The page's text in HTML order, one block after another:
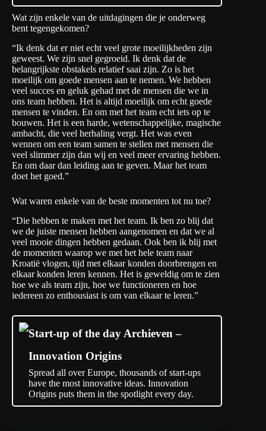
Wat zijn enkele van de uitdagingen die je onderweg
bent tegengekomen?
“Ik denk dat er niet echt veel grote moeilijkheden zijn
geweest. We zijn snel gegroeid. Ik denk dat de
belangrijkste obstakels relatief saai zijn. Zo is het
moeilijk om goede mensen aan te nemen. We hebben
veel succes en geluk gehad met de mensen die we in
ons team hebben. Het is altijd moeilijk om echt goede
mensen te vinden. En om met het team echt iets op te
bouwen. Het is een harde, wetenschappelijke, magische
ambacht, die veel herhaling vergt. Het was even
wennen om een team samen te stellen met mensen die
veel slimmer zijn dan wij en veel meer ervaring hebben.
En om daar dan leiding aan te geven. Maar het team
doet het goed.”
Wat waren enkele van de beste momenten tot nu toe?
“Die hebben te maken met het team. Ik ben zo blij dat
we de juiste mensen hebben aangenomen en dat we al
veel mooie dingen hebben gedaan. Ook ben ik blij met
de momenten waarop we met het hele team naar
Kroatië vlogen, tijd met elkaar konden doorbrengen en
elkaar konden leren kennen. Het is geweldig om te zien
hoe we als team zijn, hoe we functioneren en hoe
iedereen zo enthousiast is om van elkaar te leren.”
Start-up of the day Archieven –
Innovation Origins
Spread all over Europe, thousands of start-ups
have the most innovative ideas. Innovation
Origins puts them in the spotlight every day.